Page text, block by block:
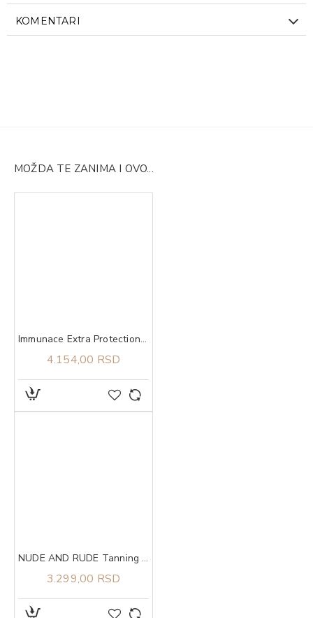
KOMENTARI
MOŽDA TE ZANIMA I OVO...
Immunace Extra Protection Vitabiotics 30 tableta
4.154,00 RSD
NUDE AND RUDE Tanning Butter
3.299,00 RSD